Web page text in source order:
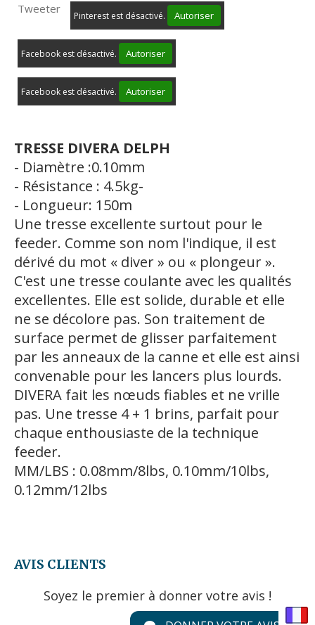
Tweeter
Pinterest est désactivé. Autoriser
Facebook est désactivé. Autoriser
Facebook est désactivé. Autoriser
TRESSE DIVERA DELPH
- Diamètre :0.10mm
- Résistance : 4.5kg-
- Longueur: 150m
Une tresse excellente surtout pour le
feeder. Comme son nom l'indique, il est
dérivé du mot « diver » ou « plongeur ».
C'est une tresse coulante avec les qualités
excellentes. Elle est solide, durable et elle
ne se décolore pas. Son traitement de
surface permet de glisser parfaitement
par les anneaux de la canne et elle est ainsi
convenable pour les lancers plus lourds.
DIVERA fait les nœuds fiables et ne vrille
pas. Une tresse 4 + 1 brins, parfait pour
chaque enthousiaste de la technique
feeder.
MM/LBS : 0.08mm/8lbs, 0.10mm/10lbs,
0.12mm/12lbs
AVIS CLIENTS
Soyez le premier à donner votre avis !